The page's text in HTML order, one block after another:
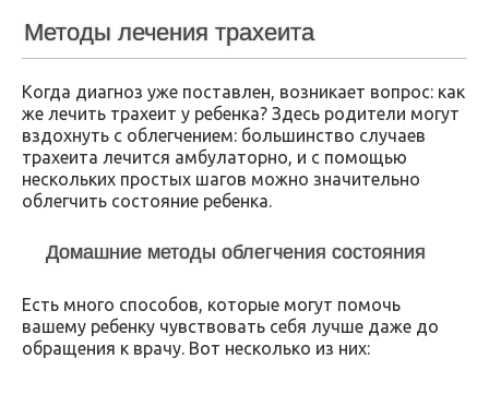
Методы лечения трахеита
Когда диагноз уже поставлен, возникает вопрос: как
же лечить трахеит у ребенка? Здесь родители могут
вздохнуть с облегчением: большинство случаев
трахеита лечится амбулаторно, и с помощью
нескольких простых шагов можно значительно
облегчить состояние ребенка.
Домашние методы облегчения состояния
Есть много способов, которые могут помочь
вашему ребенку чувствовать себя лучше даже до
обращения к врачу. Вот несколько из них: